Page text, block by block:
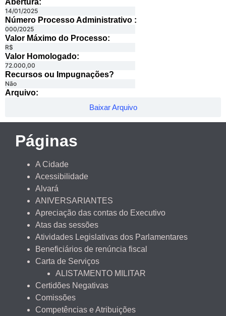
14/01/2025
Número Processo Administrativo :
000/2025
Valor Máximo do Processo: ​
R$
Valor Homologado: ​
72.000,00
Recursos ou Impugnações? ​
Não
Arquivo:
Baixar Arquivo
Páginas
A Cidade
Acessibilidade
Alvará
ANIVERSARIANTES
Apreciação das contas do Executivo
Atas das sessões
Atividades Legislativas dos Parlamentares
Beneficiários de renúncia fiscal
Carta de Serviços
ALISTAMENTO MILITAR
Certidões Negativas
Comissões
Competências e Atribuições